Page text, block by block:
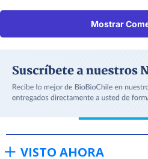
Mostrar
VISTO AHORA